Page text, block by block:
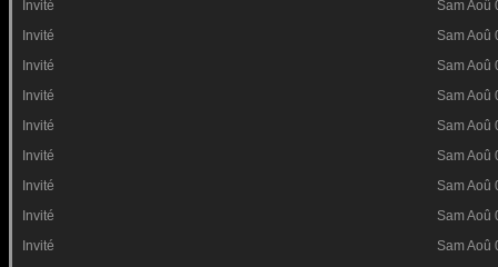
Invité
Sam Aoû
Invité
Sam Aoû
Invité
Sam Aoû
Invité
Sam Aoû
Invité
Sam Aoû
Invité
Sam Aoû
Invité
Sam Aoû
Invité
Sam Aoû
Invité
Sam Aoû